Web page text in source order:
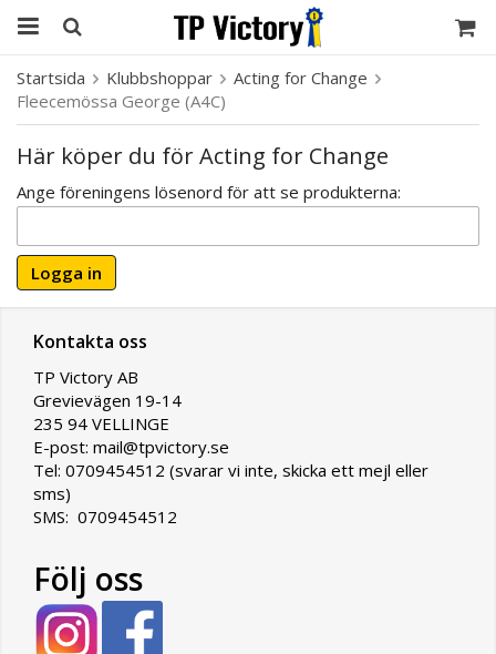
Startsida Klubbshoppar
Acting for Change
Fleecemössa George (A4C)
Här köper du för Acting for Change
Ange föreningens lösenord för att se produkterna:
Logga in
Kontakta oss
TP Victory AB
Grevievägen 19-14
235 94 VELLINGE
E-post: mail@tpvictory.se
Tel: 0709454512 (svarar vi inte, skicka ett mejl eller
sms)
SMS: 0709454512
Följ oss